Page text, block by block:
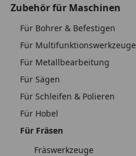
Zubehör für Maschinen
Für Bohrer & Befestigen
Für Multifunktionswerkzeuge
Für Metallbearbeitung
Für Sägen
Für Schleifen & Polieren
Für Hobel
Für Fräsen
Fräswerkzeuge